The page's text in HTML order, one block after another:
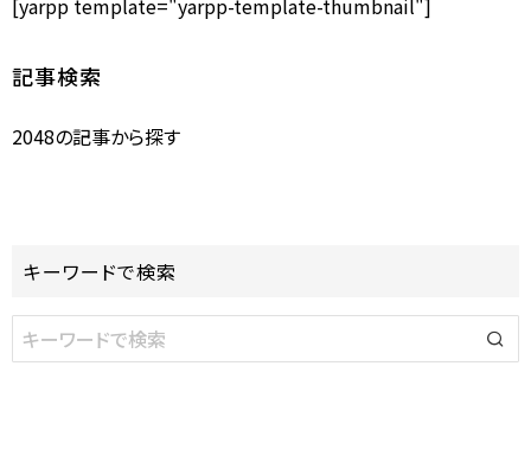
[yarpp template="yarpp-template-thumbnail"]
記事検索
2048の記事から探す
キーワードで検索